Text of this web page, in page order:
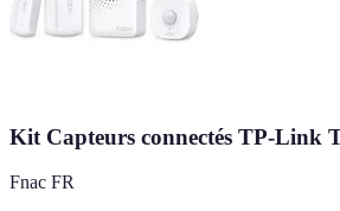
Kit Capteurs connectés TP-Link
Fnac FR